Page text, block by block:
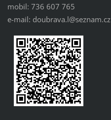
mobil: 736 607 765
e-mail: doubrava.l@seznam.cz